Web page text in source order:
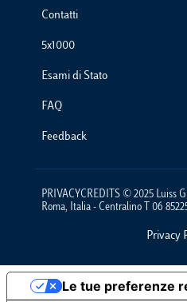
Footer Links
Contatti
5x1000
Esami di Stato
FAQ
Feedback
PRIVACYCREDITS © 2025 Luiss
Roma, Italia - Centralino T 06
Privacy
Le tue preferenze